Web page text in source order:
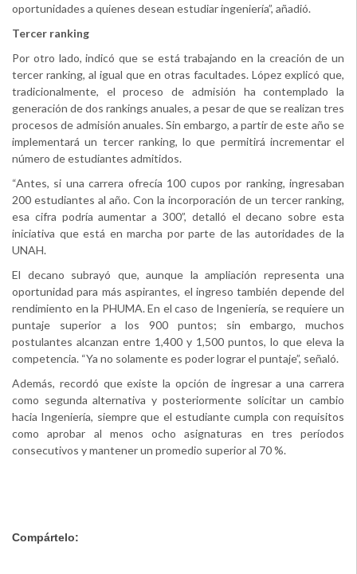
oportunidades a quienes desean estudiar ingeniería”, añadió.
Tercer ranking
Por otro lado, indicó que se está trabajando en la creación de un
tercer ranking, al igual que en otras facultades. López explicó que,
tradicionalmente, el proceso de admisión ha contemplado la
generación de dos rankings anuales, a pesar de que se realizan tres
procesos de admisión anuales. Sin embargo, a partir de este año se
implementará un tercer ranking, lo que permitirá incrementar el
número de estudiantes admitidos.
“Antes, si una carrera ofrecía 100 cupos por ranking, ingresaban
200 estudiantes al año. Con la incorporación de un tercer ranking,
esa cifra podría aumentar a 300”, detalló el decano sobre esta
iniciativa que está en marcha por parte de las autoridades de la
UNAH.
El decano subrayó que, aunque la ampliación representa una
oportunidad para más aspirantes, el ingreso también depende del
rendimiento en la PHUMA. En el caso de Ingeniería, se requiere un
puntaje superior a los 900 puntos; sin embargo, muchos
postulantes alcanzan entre 1,400 y 1,500 puntos, lo que eleva la
competencia. “Ya no solamente es poder lograr el puntaje”, señaló.
Además, recordó que existe la opción de ingresar a una carrera
como segunda alternativa y posteriormente solicitar un cambio
hacia Ingeniería, siempre que el estudiante cumpla con requisitos
como aprobar al menos ocho asignaturas en tres períodos
consecutivos y mantener un promedio superior al 70 %.
Compártelo: